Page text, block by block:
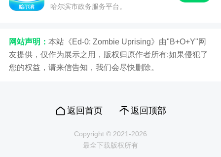
哈尔滨市政务服务平台。
网站声明： 本站《Ed-0: Zombie Uprising》由"B+O+Y"网
友提供，仅作为展示之用，版权归原作者所有;如果侵犯了
您的权益，请来信告知，我们会尽快删除。
返回首页 返回顶部
Copyright © 2021-2026
最全下载版权所有